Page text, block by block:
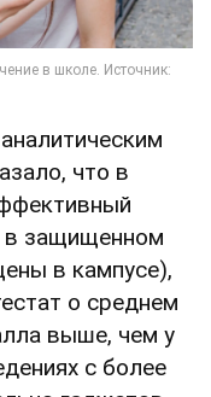
что в
в защищенном
в кампусе),
о среднем
выше, чем у
с более